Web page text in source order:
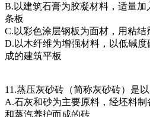
B.以建筑石膏为胶凝材料，适量
条板
C.以彩色涂层钢板为面材，用粘结
D.以木纤维为增强材料，以低碱度
成的建筑平板
11.蒸压灰砂砖（简称灰砂砖）是以
A.石灰和砂为主要原料，经坯料
和蒸汽养护而成的砖